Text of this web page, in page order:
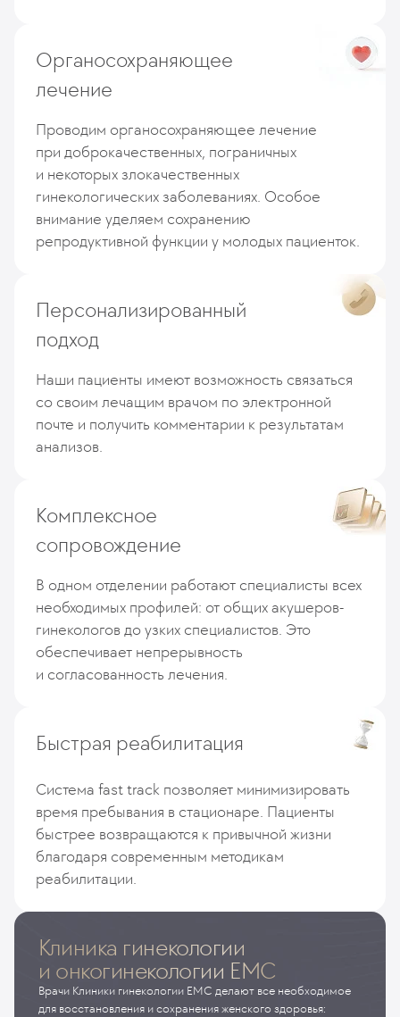
Органосохраняющее
лечение
Проводим органосохраняющее лечение
при доброкачественных, пограничных
и некоторых злокачественных
гинекологических заболеваниях. Особое
внимание уделяем сохранению
репродуктивной функции у молодых пациенток.
Персонализированный
подход
Наши пациенты имеют возможность связаться
со своим лечащим врачом по электронной
почте и получить комментарии к результатам
анализов.
Комплексное
сопровождение
В одном отделении работают специалисты всех
необходимых профилей: от общих акушеров-
гинекологов до узких специалистов. Это
обеспечивает непрерывность
и согласованность лечения.
Быстрая реабилитация
Система fast track позволяет минимизировать
время пребывания в стационаре. Пациенты
быстрее возвращаются к привычной жизни
благодаря современным методикам
реабилитации.
Клиника гинекологии
и онкогинекологии EMC
Врачи Клиники гинекологии ЕМС делают все необходимое
для восстановления и сохранения женского здоровья: